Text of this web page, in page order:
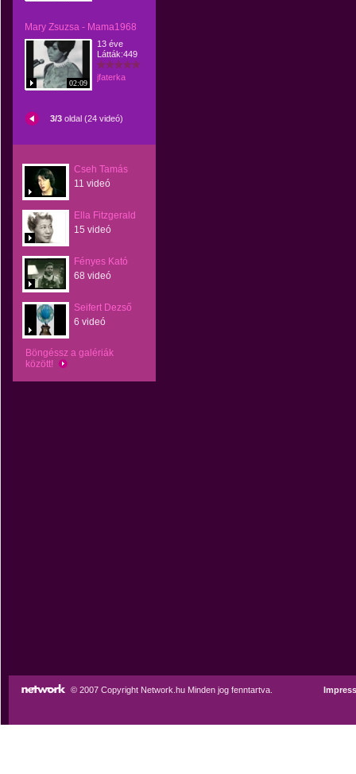
Mary Zsuzsa - Mama1968
02:09
13 éve
Látták:449
jfaterka
3/3 oldal (24 videó)
Cseh Tamás
11 videó
Ella Fitzgerald
15 videó
Fényes Kató
68 videó
Seifert Dezső
6 videó
Böngéssz a galériák
között!
© 2007 Copyright Network.hu Minden jog fenntartva.